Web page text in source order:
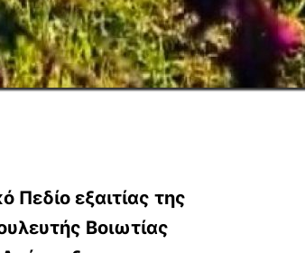
εξαιτίας της
Βοιωτίας